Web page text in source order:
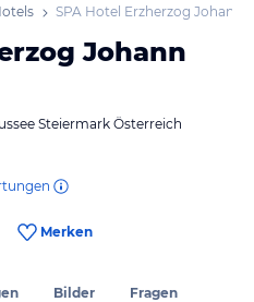
SPA Hotel Erzherzog Johann
Johann
Steiermark Österreich
Merken
Bilder Fragen